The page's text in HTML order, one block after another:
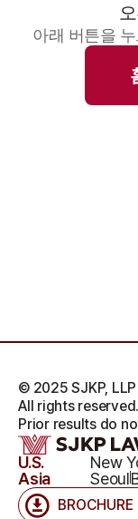
아래 버튼을
BROCHURE
U.S. New
Asia
Seoul
© 2025 SJKP, LLP
All rights
Prior results do